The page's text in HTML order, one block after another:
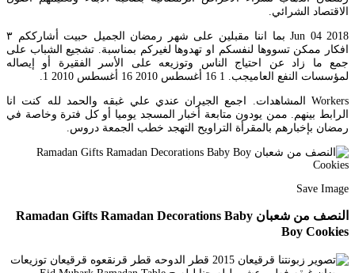
الاقتصاد الشرائي.
Jun 04 2018 بما اننا مقبلين على شهر رمضان الجميل حبيت أشارككم ٣
افكار ممكن تسووها لنفسكم او تهدوها لغيركم بمناسبة. تشجيع الشباب على
جمع ما زاد عن احتياج الناس وتوزيعه على الأسر الفقيرة أو إيصاله
لمؤسسات النفع العاميجب. 1 16 أغسطس 2010 16 أغسطس 2010 1.
Workers المشاهدات. اجمع الجيران عندي علي غبقه والحمد لله كنت انا
الرابط بينهم. ممن يودون متابعة أخبار المسجد يوميا أو كل فترة وخاصة في
رمضان بإخبارهم بالمقرأة التراويح التهجد خطب الجمعة دروس.
Save Image
النصف من شعبان Ramadan Gifts Ramadan Decorations Baby
Boy Cookies